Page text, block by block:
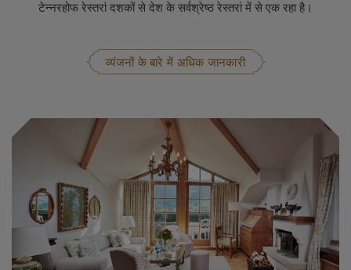
टेन्नरहोफ रेस्तरां दशकों से देश के सर्वश्रेष्ठ रेस्तरां में से एक रहा है।
व्यंजनों के बारे में अधिक जानकारी